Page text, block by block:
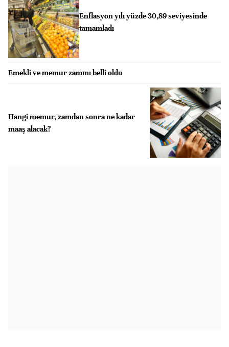
Enflasyon yılı yüzde 30,89 seviyesinde
tamamladı
Emekli ve memur zammı belli oldu
Hangi memur, zamdan sonra ne kadar
maaş alacak?